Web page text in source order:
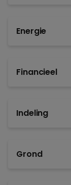
Energie
Financieel
Indeling
Grond